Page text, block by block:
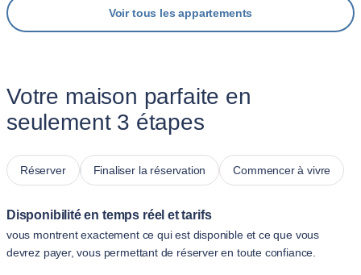
Voir tous les appartements
Votre maison parfaite en
seulement 3 étapes
Réserver Finaliser la réservation Commencer à vivre
Disponibilité en temps réel et tarifs
vous montrent exactement ce qui est disponible et ce que vous
devrez payer, vous permettant de réserver en toute confiance.